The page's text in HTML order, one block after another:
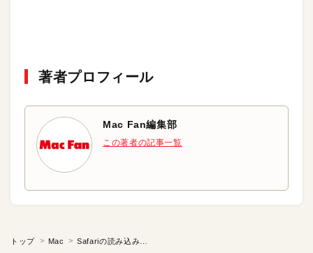
著者プロフィール
Mac Fan編集部
この著者の記事一覧
トップ Mac